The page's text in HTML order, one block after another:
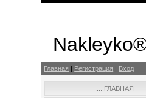
Главная | Регистрация | Вход
.....ГЛАВНАЯ